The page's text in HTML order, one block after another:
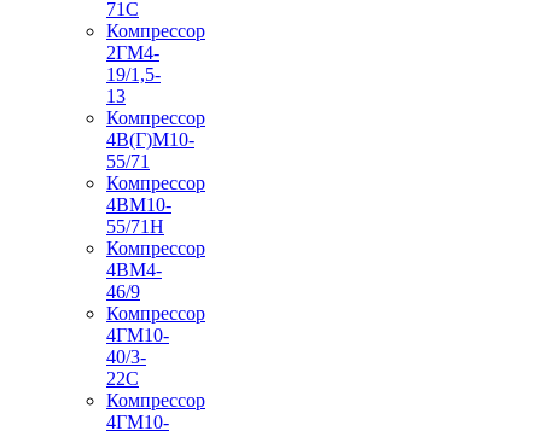
71С
Компрессор
2ГМ4-
19/1,5-
13
Компрессор
4В(Г)М10-
55/71
Компрессор
4ВМ10-
55/71Н
Компрессор
4ВМ4-
46/9
Компрессор
4ГМ10-
40/3-
22С
Компрессор
4ГМ10-